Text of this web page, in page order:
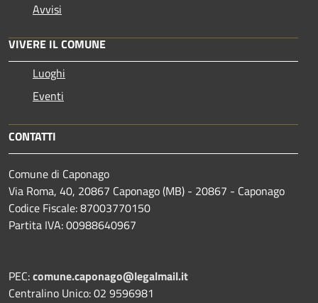
Avvisi
VIVERE IL COMUNE
Luoghi
Eventi
CONTATTI
Comune di Caponago
Via Roma, 40, 20867 Caponago (MB) - 20867 - Caponago
Codice Fiscale: 87003770150
Partita IVA: 00988640967
PEC:comune.caponago@legalmail.it
Centralino Unico: 02 9596981